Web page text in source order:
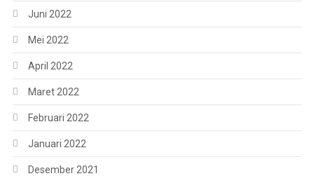
Juni 2022
Mei 2022
April 2022
Maret 2022
Februari 2022
Januari 2022
Desember 2021